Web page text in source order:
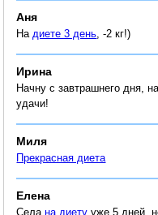
Аня
На диете 3 день , -2 кг!)
Ирина
Начну с завтрашнего дня,
удачи!
Миля
Прекрасная диета
Елена
Селана диету уже 5 дней,